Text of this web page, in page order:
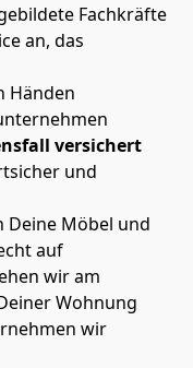
Fachkräfte
an, das
Händen
versichert
und
Deine Möbel und
auf
wir am
Wohnung
wir